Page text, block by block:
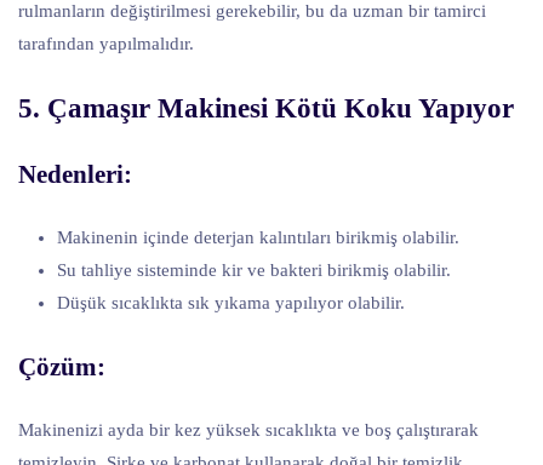
rulmanların değiştirilmesi gerekebilir, bu da uzman bir tamirci
tarafından yapılmalıdır.
5. Çamaşır Makinesi Kötü Koku Yapıyor
Nedenleri:
Makinenin içinde deterjan kalıntıları birikmiş olabilir.
Su tahliye sisteminde kir ve bakteri birikmiş olabilir.
Düşük sıcaklıkta sık yıkama yapılıyor olabilir.
Çözüm:
Makinenizi ayda bir kez yüksek sıcaklıkta ve boş çalıştırarak